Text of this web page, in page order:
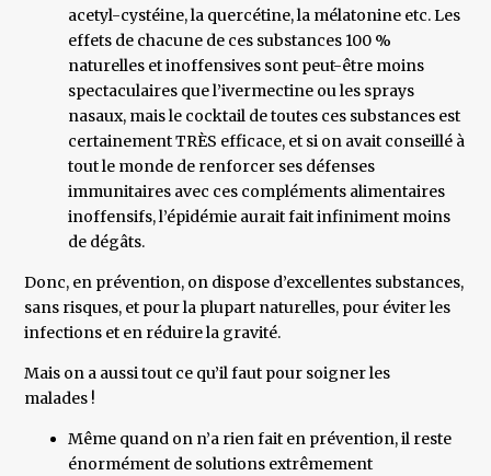
acetyl-cystéine, la quercétine, la mélatonine etc. Les
effets de chacune de ces substances 100 %
naturelles et inoffensives sont peut-être moins
spectaculaires que l’ivermectine ou les sprays
nasaux, mais le cocktail de toutes ces substances est
certainement TRÈS efficace, et si on avait conseillé à
tout le monde de renforcer ses défenses
immunitaires avec ces compléments alimentaires
inoffensifs, l’épidémie aurait fait infiniment moins
de dégâts.
Donc, en prévention, on dispose d’excellentes substances,
sans risques, et pour la plupart naturelles, pour éviter les
infections et en réduire la gravité.
Mais on a aussi tout ce qu’il faut pour soigner les
malades !
Même quand on n’a rien fait en prévention, il reste
énormément de solutions extrêmement